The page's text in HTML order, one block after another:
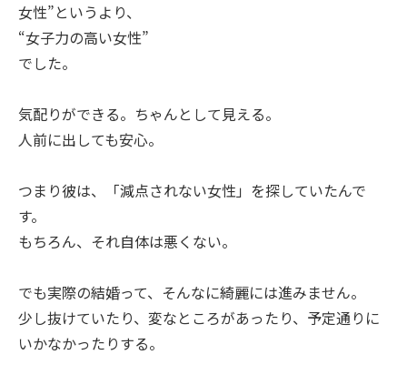
女性”というより、
“女子力の高い女性”
でした。
気配りができる。ちゃんとして見える。
人前に出しても安心。
つまり彼は、「減点されない女性」を探していたんで
す。
もちろん、それ自体は悪くない。
でも実際の結婚って、そんなに綺麗には進みません。
少し抜けていたり、変なところがあったり、予定通りに
いかなかったりする。